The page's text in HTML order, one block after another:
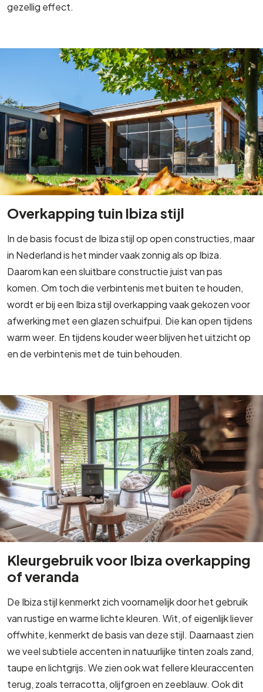
gezellig effect.
Overkapping tuin Ibiza stijl
In de basis focust de Ibiza stijl op open constructies, maar
in Nederland is het minder vaak zonnig als op Ibiza.
Daarom kan een sluitbare constructie juist van pas
komen. Om toch die verbintenis met buiten te houden,
wordt er bij een Ibiza stijl overkapping vaak gekozen voor
afwerking met een glazen schuifpui. Die kan open tijdens
warm weer. En tijdens kouder weer blijven het uitzicht op
en de verbintenis met de tuin behouden.
Kleurgebruik voor Ibiza overkapping
of veranda
De Ibiza stijl kenmerkt zich voornamelijk door het gebruik
van rustige en warme lichte kleuren. Wit, of eigenlijk liever
offwhite, kenmerkt de basis van deze stijl. Daarnaast zien
we veel subtiele accenten in natuurlijke tinten zoals zand,
taupe en lichtgrijs. We zien ook wat fellere kleuraccenten
terug, zoals terracotta, olijfgroen en zeeblauw. Ook dit